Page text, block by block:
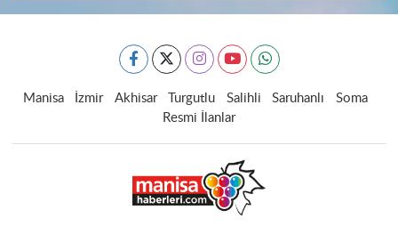
Manisa İzmir Akhisar Turgutlu Salihli Saruhanlı
Soma
Resmi İlanlar